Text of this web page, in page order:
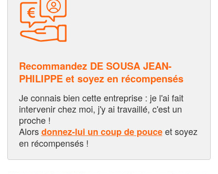
Recommandez DE SOUSA JEAN-
PHILIPPE et soyez en récompensés
Je connais bien cette entreprise : je l'ai fait
intervenir chez moi, j'y ai travaillé, c'est un
proche !
Alorsdonnez-lui un coup de pouceet soyez
en récompensés !